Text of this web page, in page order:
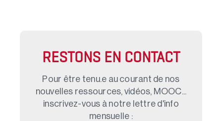
RESTONS EN CONTACT
Pour être tenu.e au courant de nos
nouvelles ressources, vidéos, MOOC...
inscrivez-vous à notre lettre d'info
mensuelle :